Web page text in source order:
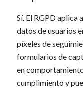
Sí. El RGPD aplica
datos de usuarios
píxeles de
formularios de
en
cumplimiento y